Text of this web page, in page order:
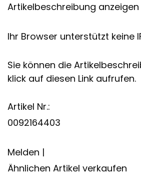
Artikelbeschreibung anzeigen
Ihr Browser unterstützt keine
Sie können die
klick auf diesen Link aufrufen.
Artikel Nr.:
0092164403
Melden |
Ähnlichen Artikel verkaufen